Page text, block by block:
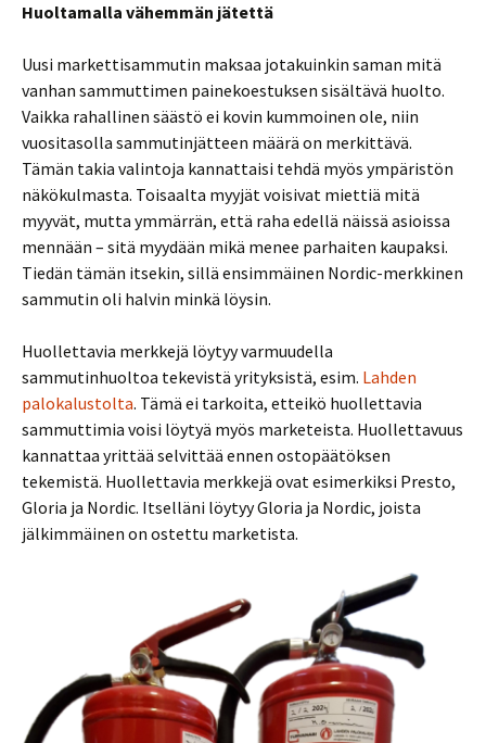
Huoltamalla vähemmän jätettä
Uusi markettisammutin maksaa jotakuinkin saman mitä
vanhan sammuttimen painekoestuksen sisältävä huolto.
Vaikka rahallinen säästö ei kovin kummoinen ole, niin
vuositasolla sammutinjätteen määrä on merkittävä.
Tämän takia valintoja kannattaisi tehdä myös ympäristön
näkökulmasta. Toisaalta myyjät voisivat miettiä mitä
myyvät, mutta ymmärrän, että raha edellä näissä asioissa
mennään – sitä myydään mikä menee parhaiten kaupaksi.
Tiedän tämän itsekin, sillä ensimmäinen Nordic-merkkinen
sammutin oli halvin minkä löysin.
Huollettavia merkkejä löytyy varmuudella
sammutinhuoltoa tekevistä yrityksistä, esim. Lahden
palokalustolta. Tämä ei tarkoita, etteikö huollettavia
sammuttimia voisi löytyä myös marketeista. Huollettavuus
kannattaa yrittää selvittää ennen ostopäätöksen
tekemistä. Huollettavia merkkejä ovat esimerkiksi Presto,
Gloria ja Nordic. Itselläni löytyy Gloria ja Nordic, joista
jälkimmäinen on ostettu marketista.